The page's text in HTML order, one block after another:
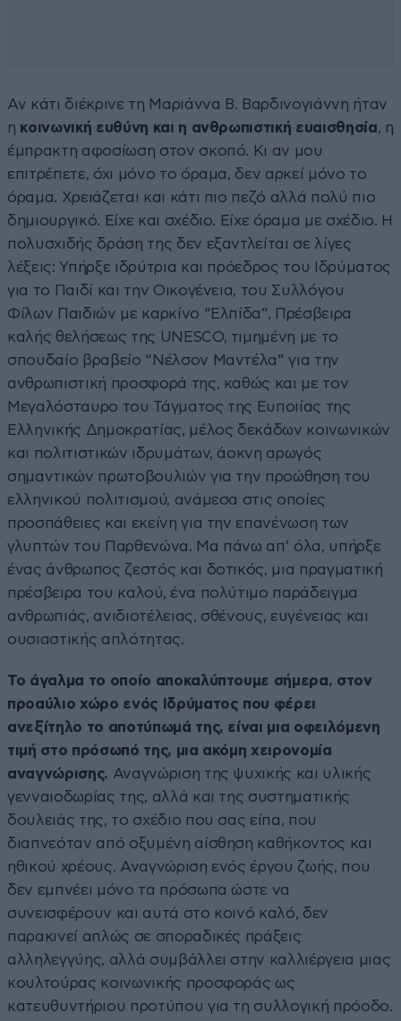
Αν κάτι διέκρινε τη Μαριάννα Β. Βαρδινογιάννη ήταν
η κοινωνική ευθύνη και η ανθρωπιστική ευαισθησία, η
έμπρακτη αφοσίωση στον σκοπό. Κι αν μου
επιτρέπετε, όχι μόνο το όραμα, δεν αρκεί μόνο το
όραμα. Χρειάζεται και κάτι πιο πεζό αλλά πολύ πιο
δημιουργικό. Είχε και σχέδιο. Είχε όραμα με σχέδιο. Η
πολυσχιδής δράση της δεν εξαντλείται σε λίγες
λέξεις: Υπήρξε ιδρύτρια και πρόεδρος του Ιδρύματος
για το Παιδί και την Οικογένεια, του Συλλόγου
Φίλων Παιδιών με καρκίνο “Ελπίδα”, Πρέσβειρα
καλής θελήσεως της UNESCO, τιμημένη με το
σπουδαίο βραβείο “Νέλσον Μαντέλα” για την
ανθρωπιστική προσφορά της, καθώς και με τον
Μεγαλόσταυρο του Τάγματος της Ευποιίας της
Ελληνικής Δημοκρατίας, μέλος δεκάδων κοινωνικών
και πολιτιστικών ιδρυμάτων, άοκνη αρωγός
σημαντικών πρωτοβουλιών για την προώθηση του
ελληνικού πολιτισμού, ανάμεσα στις οποίες
προσπάθειες και εκείνη για την επανένωση των
γλυπτών του Παρθενώνα. Μα πάνω απ’ όλα, υπήρξε
ένας άνθρωπος ζεστός και δοτικός, μια πραγματική
πρέσβειρα του καλού, ένα πολύτιμο παράδειγμα
ανθρωπιάς, ανιδιοτέλειας, σθένους, ευγένειας και
ουσιαστικής απλότητας.
Το άγαλμα το οποίο αποκαλύπτουμε σήμερα, στον
προαύλιο χώρο ενός Ιδρύματος που φέρει
ανεξίτηλο το αποτύπωμά της, είναι μια οφειλόμενη
τιμή στο πρόσωπό της, μια ακόμη χειρονομία
αναγνώρισης. Αναγνώριση της ψυχικής και υλικής
γενναιοδωρίας της, αλλά και της συστηματικής
δουλειάς της, το σχέδιο που σας είπα, που
διαπνεόταν από οξυμένη αίσθηση καθήκοντος και
ηθικού χρέους. Αναγνώριση ενός έργου ζωής, που
δεν εμπνέει μόνο τα πρόσωπα ώστε να
συνεισφέρουν και αυτά στο κοινό καλό, δεν
παρακινεί απλώς σε σποραδικές πράξεις
αλληλεγγύης, αλλά συμβάλλει στην καλλιέργεια μιας
κουλτούρας κοινωνικής προσφοράς ως
κατευθυντήριου προτύπου για τη συλλογική πρόοδο.